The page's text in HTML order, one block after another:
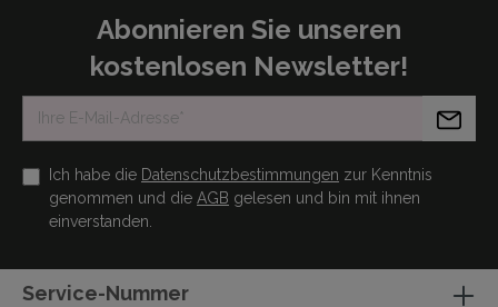
Abonnieren Sie unseren
kostenlosen Newsletter!
Ich habe die Datenschutzbestimmungen zur Kenntnis
genommen und die AGB gelesen und bin mit ihnen
einverstanden.
Service-Nummer